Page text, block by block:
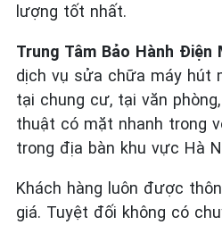
lượng tốt nhất.
Trung Tâm Bảo Hành Điện
dịch vụ sửa chữa máy hút
tại chung cư, tại văn
thuật có mặt nhanh trong
trong địa bàn khu vực Hà
Khách hàng luôn được
giá. Tuyệt đối không có